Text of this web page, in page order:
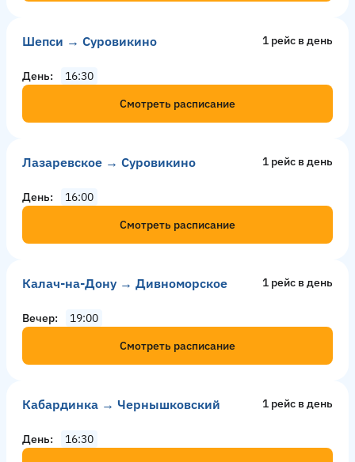
Шепси → Суровикино 1 рейс в день
День
16:30
Смотреть расписание
Лазаревское → Суровикино 1 рейс в день
День
16:00
Смотреть расписание
Калач-на-Дону → Дивноморское 1 рейс в день
Вечер
19:00
Смотреть расписание
Кабардинка → Чернышковский 1 рейс в день
День
16:30